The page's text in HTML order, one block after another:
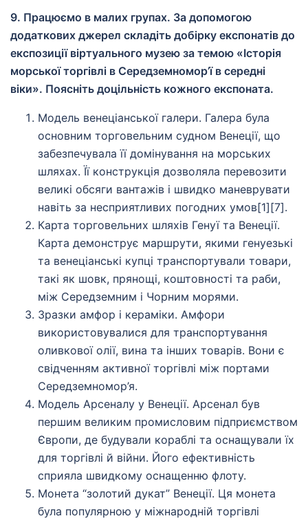
9. Працюємо в малих групах. За допомогою
додаткових джерел складіть добірку експонатів до
експозиції віртуального музею за темою «Історія
морської торгівлі в Середземномор’ї в середні
віки». Поясніть доцільність кожного експоната.
Модель венеціанської галери. Галера була
основним торговельним судном Венеції, що
забезпечувала її домінування на морських
шляхах. Її конструкція дозволяла перевозити
великі обсяги вантажів і швидко маневрувати
навіть за несприятливих погодних умов[1][7].
Карта торговельних шляхів Генуї та Венеції.
Карта демонструє маршрути, якими генуезькі
та венеціанські купці транспортували товари,
такі як шовк, прянощі, коштовності та раби,
між Середземним і Чорним морями.
Зразки амфор і кераміки. Амфори
використовувалися для транспортування
оливкової олії, вина та інших товарів. Вони є
свідченням активної торгівлі між портами
Середземномор’я.
Модель Арсеналу у Венеції. Арсенал був
першим великим промисловим підприємством
Європи, де будували кораблі та оснащували їх
для торгівлі й війни. Його ефективність
сприяла швидкому оснащенню флоту.
Монета “золотий дукат” Венеції. Ця монета
була популярною у міжнародній торгівлі